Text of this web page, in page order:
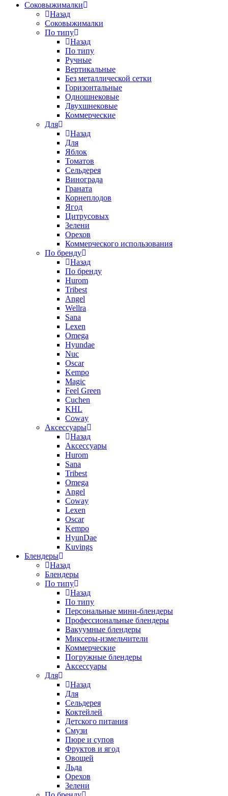
Соковыжималки
Назад
Соковыжималки
По типу
Назад
По типу
Ручные
Вертикальные
Без металлической сетки
Горизонтальные
Одношнековые
Двухшнековые
Коммерческие
Для
Назад
Для
Яблок
Томатов
Cельдерея
Винограда
Граната
Корнеплодов
Ягод
Цитрусовых
Зелени
Орехов
Коммерческого использования
По бренду
Назад
По бренду
Hurom
Tribest
Angel
Wellra
Sana
Lexen
Omega
Hyundae
Nuc
Oscar
Kempo
Magic
Feel Green
Cuchen
KHL
Coway
Аксессуары
Назад
Аксессуары
Hurom
Sana
Tribest
Omega
Angel
Coway
Lexen
Oscar
Kempo
HyunDae
Kuvings
Блендеры
Назад
Блендеры
По типу
Назад
По типу
Персональные мини-блендеры
Профессиональные блендеры
Вакуумные блендеры
Миксеры-измельчители
Коммерческие
Погружные блендеры
Аксессуары
Для
Назад
Для
Сельдерея
Коктейлей
Детского питания
Смузи
Пюре и супов
Фруктов и ягод
Овощей
Льда
Орехов
Зелени